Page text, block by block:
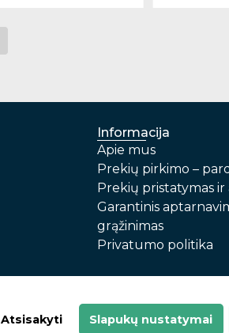
Informacija
Apie mus
Prekių pirkimo –
Prekių pristatymas ir
Garantinis
grąžinimas
Privatumo politika
Atsisakyti Slapukų nustatymai